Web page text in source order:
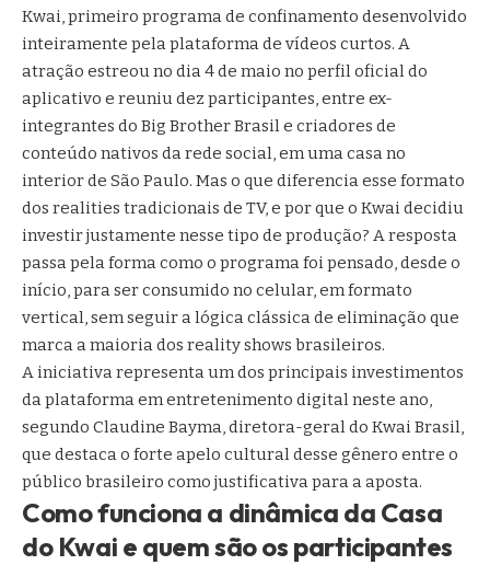
Kwai, primeiro programa de confinamento desenvolvido
inteiramente pela plataforma de vídeos curtos. A
atração estreou no dia 4 de maio no perfil oficial do
aplicativo e reuniu dez participantes, entre ex-
integrantes do Big Brother Brasil e criadores de
conteúdo nativos da rede social, em uma casa no
interior de São Paulo. Mas o que diferencia esse formato
dos realities tradicionais de TV, e por que o Kwai decidiu
investir justamente nesse tipo de produção? A resposta
passa pela forma como o programa foi pensado, desde o
início, para ser consumido no celular, em formato
vertical, sem seguir a lógica clássica de eliminação que
marca a maioria dos reality shows brasileiros.
A iniciativa representa um dos principais investimentos
da plataforma em entretenimento digital neste ano,
segundo Claudine Bayma, diretora-geral do Kwai Brasil,
que destaca o forte apelo cultural desse gênero entre o
público brasileiro como justificativa para a aposta.
Como funciona a dinâmica da Casa
do Kwai e quem são os participantes